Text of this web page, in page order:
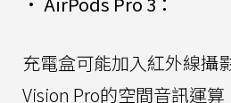
充電盒可能加入紅外線攝
Vision Pro的空間音訊運算